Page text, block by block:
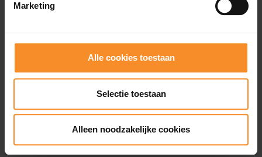
Marketing
Alle cookies toestaan
Selectie toestaan
Alleen noodzakelijke cookies
Air Zoom Speed 2 Kids
€ 84.95 € 45.00